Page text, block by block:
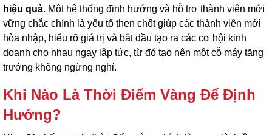
hiệu quả. Một hệ thống định hướng và hỗ trợ thành viên mới
vững chắc chính là yếu tố then chốt giúp các thành viên mới
hòa nhập, hiểu rõ giá trị và bắt đầu tạo ra các cơ hội kinh
doanh cho nhau ngay lập tức, từ đó tạo nên một cỗ máy tăng
trưởng không ngừng nghỉ.
Khi Nào Là Thời Điểm Vàng Để Định
Hướng?